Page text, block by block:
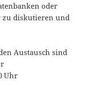
oder
zu diskutieren und
Austausch sind
Uhr